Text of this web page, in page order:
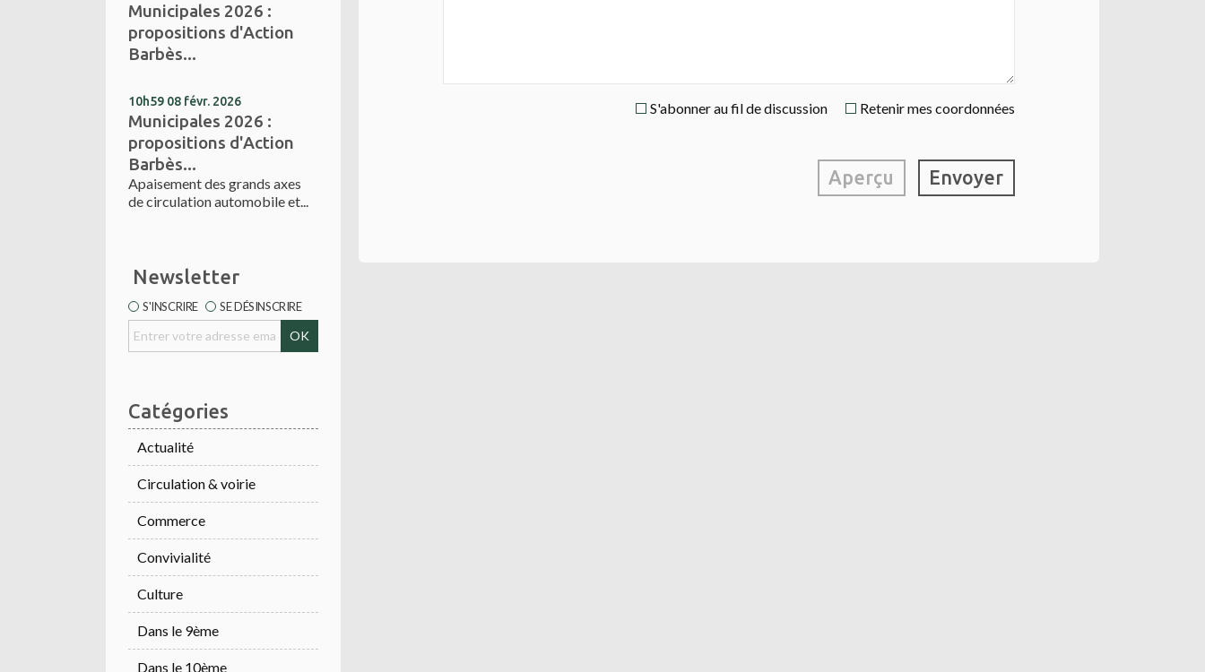
Municipales 2026 :
propositions d'Action
Barbès...
10h59 08 févr. 2026
Municipales 2026 :
propositions d'Action
Barbès...
Apaisement des grands axes
de circulation automobile et...
Newsletter
S'INSCRIRE SE DÉSINSCRIRE
Catégories
Actualité
Circulation & voirie
Commerce
Convivialité
Culture
Dans le 9ème
Dans le 10ème
Retenir mes coordonnées
S'abonner au fil de discussion